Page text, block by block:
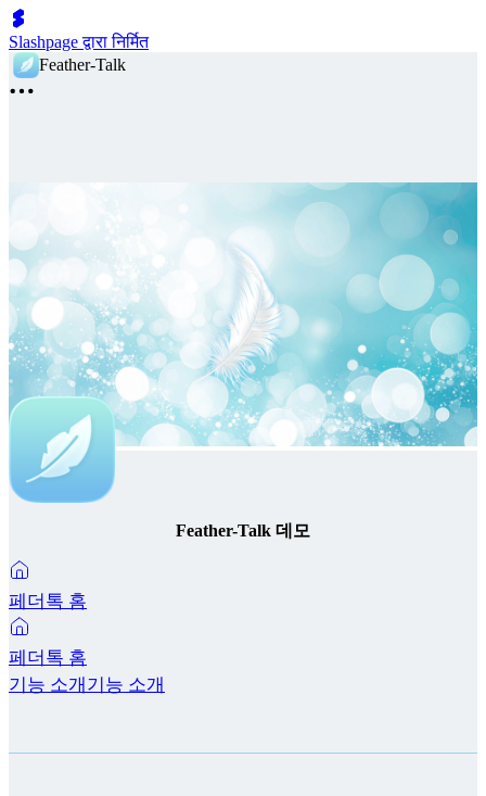
Slashpage द्वारा निर्मित
Feather-Talk
Feather-Talk 데모
페더톡 홈
페더톡 홈
기능 소개 기능 소개